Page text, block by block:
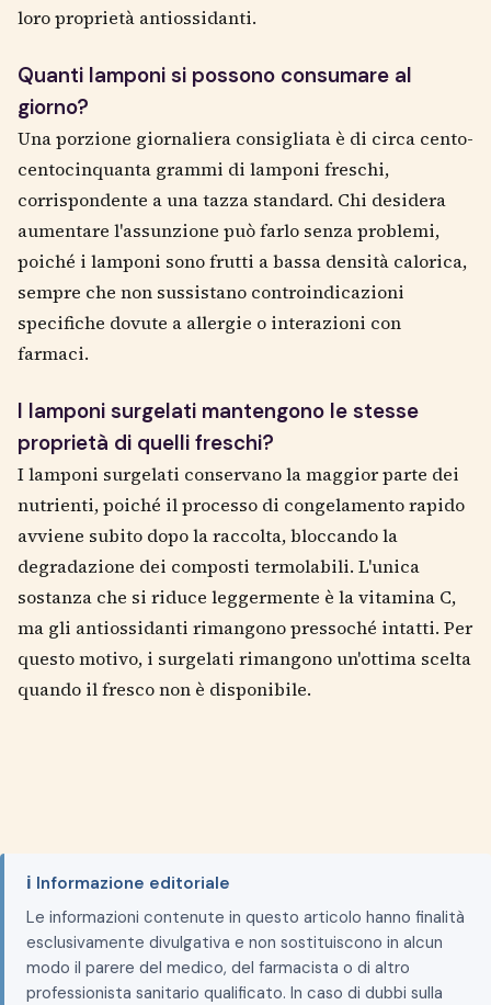
loro proprietà antiossidanti.
Quanti lamponi si possono consumare al
giorno?
Una porzione giornaliera consigliata è di circa cento-
centocinquanta grammi di lamponi freschi,
corrispondente a una tazza standard. Chi desidera
aumentare l'assunzione può farlo senza problemi,
poiché i lamponi sono frutti a bassa densità calorica,
sempre che non sussistano controindicazioni
specifiche dovute a allergie o interazioni con
farmaci.
I lamponi surgelati mantengono le stesse
proprietà di quelli freschi?
I lamponi surgelati conservano la maggior parte dei
nutrienti, poiché il processo di congelamento rapido
avviene subito dopo la raccolta, bloccando la
degradazione dei composti termolabili. L'unica
sostanza che si riduce leggermente è la vitamina C,
ma gli antiossidanti rimangono pressoché intatti. Per
questo motivo, i surgelati rimangono un'ottima scelta
quando il fresco non è disponibile.
ℹ️ Informazione editoriale
Le informazioni contenute in questo articolo hanno finalità
esclusivamente divulgativa e non sostituiscono in alcun
modo il parere del medico, del farmacista o di altro
professionista sanitario qualificato. In caso di dubbi sulla